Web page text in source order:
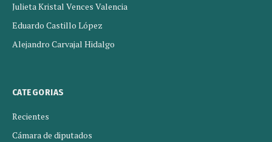
Julieta Kristal Vences Valencia
Eduardo Castillo López
Alejandro Carvajal Hidalgo
CATEGORIAS
Recientes
Cámara de diputados